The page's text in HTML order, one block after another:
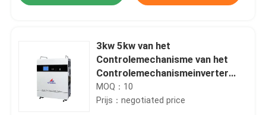
3kw 5kw van het
Controlemechanisme van het
Controlemechanismeinverter
with MPPT van de Netlast
MOQ：10
Prijs：negotiated price